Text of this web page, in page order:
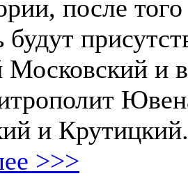
после
Московский и
и Крутицкий.
>>>